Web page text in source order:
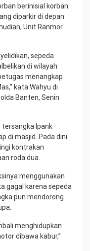
berinisial korban
diparkir di depan
Unit Ranmor
sepeda
di wilayah
menangkap
kata Wahyu di
Banten, Senin
tersangka Ipank
di masjid. Pada dini
kontrakan
roda dua.
menggunakan
gagal karena sepeda
pun mendorong
menghidupkan
dibawa kabur,”